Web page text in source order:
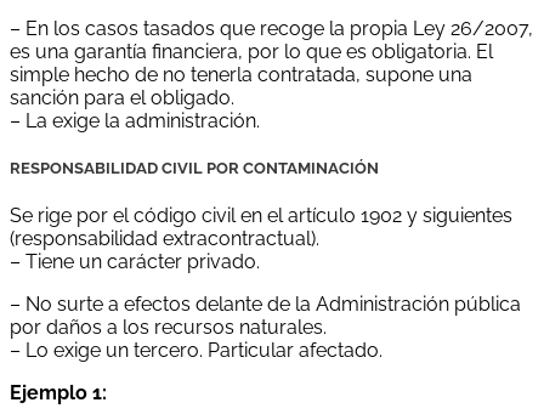
– En los casos tasados que recoge la propia Ley 26/2007,
es una garantía financiera, por lo que es obligatoria. El
simple hecho de no tenerla contratada, supone una
sanción para el obligado.
– La exige la administración.
RESPONSABILIDAD CIVIL POR CONTAMINACIÓN
Se rige por el código civil en el artículo 1902 y siguientes
(responsabilidad extracontractual).
– Tiene un carácter privado.
– No surte a efectos delante de la Administración pública
por daños a los recursos naturales.
– Lo exige un tercero. Particular afectado.
Ejemplo 1: